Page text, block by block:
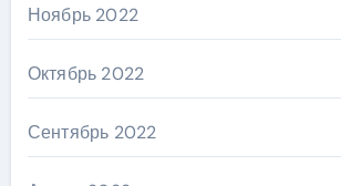
Ноябрь 2022
Октябрь 2022
Сентябрь 2022